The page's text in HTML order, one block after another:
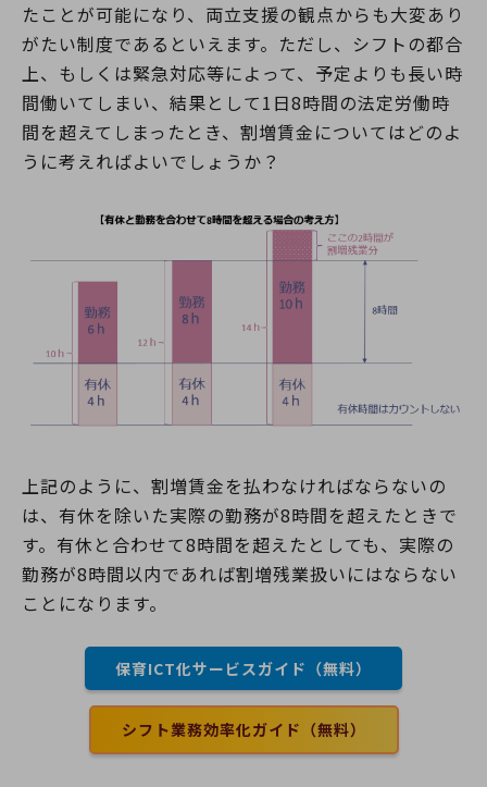
たことが可能になり、両立支援の観点からも大変あり
がたい制度であるといえます。ただし、シフトの都合
上、もしくは緊急対応等によって、予定よりも長い時
間働いてしまい、結果として1日8時間の法定労働時
間を超えてしまったとき、割増賃金についてはどのよ
うに考えればよいでしょうか？
上記のように、割増賃金を払わなければならないの
は、有休を除いた実際の勤務が8時間を超えたときで
す。有休と合わせて8時間を超えたとしても、実際の
勤務が8時間以内であれば割増残業扱いにはならない
ことになります。
保育ICT化サービスガイド（無料）
シフト業務効率化ガイド（無料）